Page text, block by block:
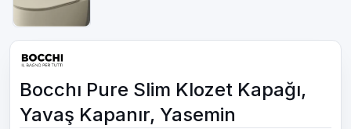
Bocchı Pure Slim Klozet Kapağı,
Yavaş Kapanır, Yasemin